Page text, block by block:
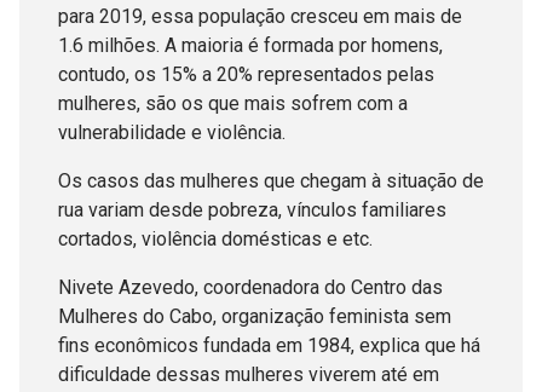
para 2019, essa população cresceu em mais de
1.6 milhões. A maioria é formada por homens,
contudo, os 15% a 20% representados pelas
mulheres, são os que mais sofrem com a
vulnerabilidade e violência.
Os casos das mulheres que chegam à situação de
rua variam desde pobreza, vínculos familiares
cortados, violência domésticas e etc.
Nivete Azevedo, coordenadora do Centro das
Mulheres do Cabo, organização feminista sem
fins econômicos fundada em 1984, explica que há
dificuldade dessas mulheres viverem até em